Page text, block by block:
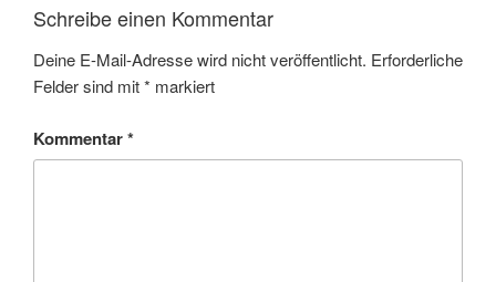
Schreibe einen Kommentar
Deine E-Mail-Adresse wird nicht veröffentlicht. Erforderliche
Felder sind mit* markiert
Kommentar*